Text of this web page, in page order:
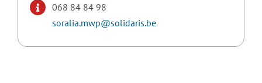
068 84 84 98
soralia.mwp@solidaris.be